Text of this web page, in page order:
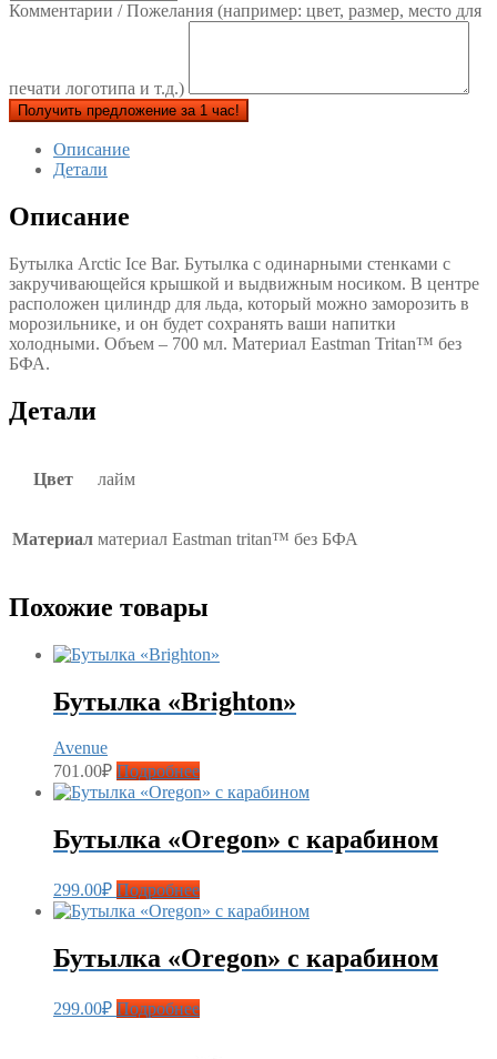
Комментарии / Пожелания (например: цвет, размер, место для
печати логотипа и т.д.)
Получить предложение за 1 час!
Описание
Детали
Описание
Бутылка Arctic Ice Bar. Бутылка с одинарными стенками с
закручивающейся крышкой и выдвижным носиком. В центре
расположен цилиндр для льда, который можно заморозить в
морозильнике, и он будет сохранять ваши напитки
холодными. Объем – 700 мл. Материал Eastman Tritan™ без
БФА.
Детали
Цвет лайм
Материал материал Eastman tritan™ без БФА
Похожие товары
Бутылка «Brighton»
Avenue
701.00₽ Подробнее
Бутылка «Oregon» с карабином
299.00₽ Подробнее
Бутылка «Oregon» с карабином
299.00₽ Подробнее